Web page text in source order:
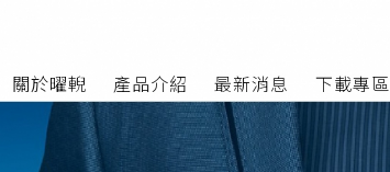
關於曜輗 產品介紹 最新消息 下載專區